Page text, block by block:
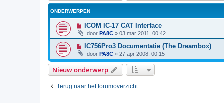
ONDERWERPEN
ICOM IC-17 CAT Interface
door PA8C » 03 mar 2011, 00:42
IC756Pro3 Documentatie (The Dreambox)
door PA8C » 27 apr 2008, 00:15
Nieuw onderwerp
Terug naar het forumoverzicht